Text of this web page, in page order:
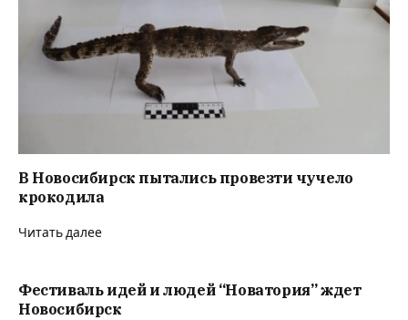
В Новосибирск пытались провезти чучело
крокодила
Читать далее
Фестиваль идей и людей “Новатория” ждет
Новосибирск